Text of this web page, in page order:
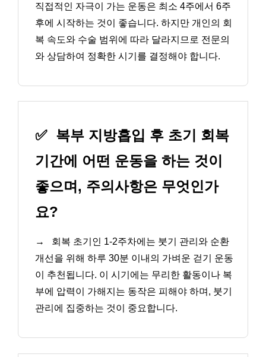
직접적인 자극이 가는 운동은 최소 4주에서 6주
후에 시작하는 것이 좋습니다. 하지만 개인의 회
복 속도와 수술 범위에 따라 달라지므로 전문의
와 상담하여 정확한 시기를 결정해야 합니다.
✅ 복부 지방흡입 후 초기 회복
기간에 어떤 운동을 하는 것이
좋으며, 주의사항은 무엇인가
요?
→
회복 초기인 1-2주차에는 붓기 관리와 순환
개선을 위해 하루 30분 이내의 가벼운 걷기 운동
이 추천됩니다. 이 시기에는 무리한 활동이나 복
부에 압력이 가해지는 동작은 피해야 하며, 붓기
관리에 집중하는 것이 중요합니다.